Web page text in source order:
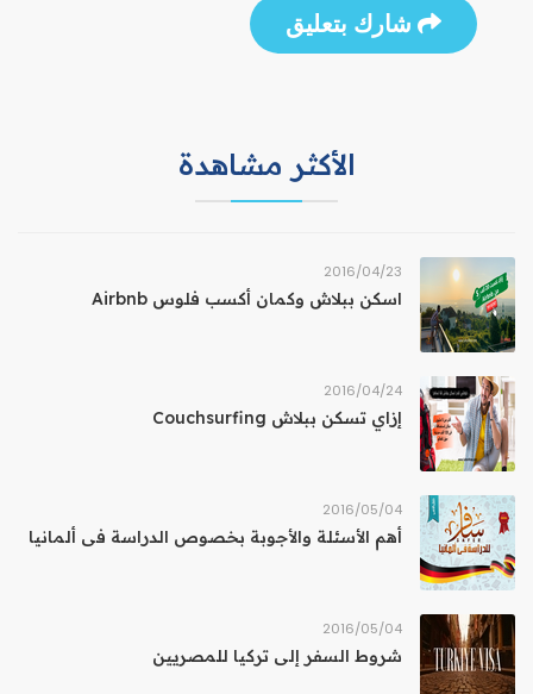
شارك بتعليق
الأكثر مشاهدة
23‏/04‏/2016
اسكن ببلاش وكمان أكسب فلوس Airbnb
24‏/04‏/2016
إزاي تسكن ببلاش Couchsurfing
04‏/05‏/2016
أهم الأسئلة والأجوبة بخصوص الدراسة فى ألمانيا
04‏/05‏/2016
شروط السفر إلى تركيا للمصريين